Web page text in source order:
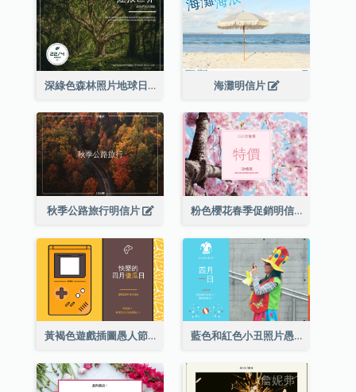
深綠色森林照片地球日明信片 海灘明信片
秋季公路旅行明信片 粉色櫻花春季促銷明信片
黃褐色遊戲插圖愚人節明信片 藍色和紅色小丑照片愚人節明信片